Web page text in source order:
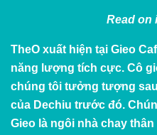
Read on
TheO xuất hiện tại Gieo
năng lượng tích cực. Cô
chúng tôi tưởng tượng
của Dechiu trước đó.
Gieo là ngôi nhà chay